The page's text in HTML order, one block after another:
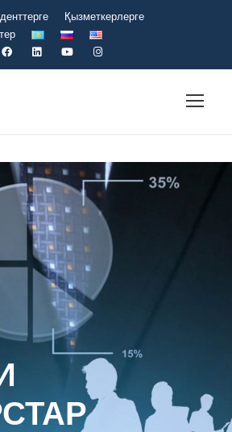
Қызметкерлерге